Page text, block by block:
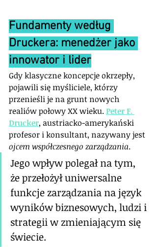
Fundamenty według
Druckera: menedżer jako
innowator i lider
Gdy klasyczne koncepcje okrzepły,
pojawili się myśliciele, którzy
przenieśli je na grunt nowych
realiów połowy XX wieku. Peter F.
Drucker, austriacko-amerykański
profesor i konsultant, nazywany jest
ojcem współczesnego zarządzania.
Jego wpływ polegał na tym,
że przełożył uniwersalne
funkcje zarządzania na język
wyników biznesowych, ludzi i
strategii w zmieniającym się
świecie.